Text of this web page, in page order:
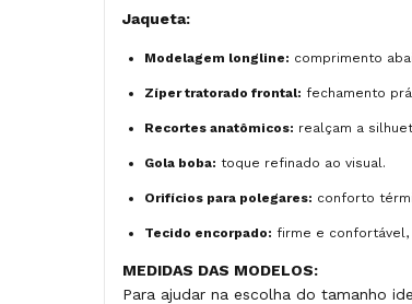
Jaqueta:
Modelagem longline: comprimento
Zíper tratorado frontal: fechamento
Recortes anatômicos: realçam a
Gola boba: toque refinado ao visual.
Orifícios para polegares: conforto
Tecido encorpado: firme e
MEDIDAS DAS MODELOS:
Para ajudar na escolha do tamanho